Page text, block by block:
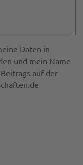
Daten in
und mein Name
auf der